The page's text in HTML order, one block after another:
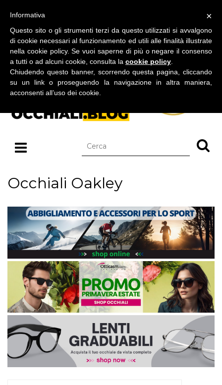
BLOG SU OCCHIALI DA SOLE E OCCHIALI DA VISTA
Occhiali Oakley
×
Informativa
Questo sito o gli strumenti terzi da questo utilizzati si avvalgono
di cookie necessari al funzionamento ed utili alle finalità illustrate
nella cookie policy. Se vuoi saperne di più o negare il consenso
a tutti o ad alcuni cookie, consulta la cookie policy
Chiudendo questo banner, scorrendo questa pagina, cliccando
su un link o proseguendo la navigazione in altra maniera,
acconsenti all’uso dei cookie.